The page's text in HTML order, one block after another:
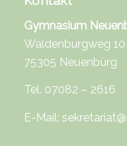
Gymnasium
Waldenburgweg 10
75305 Neuenbürg
Tel. 07082 – 2616
E-Mail: